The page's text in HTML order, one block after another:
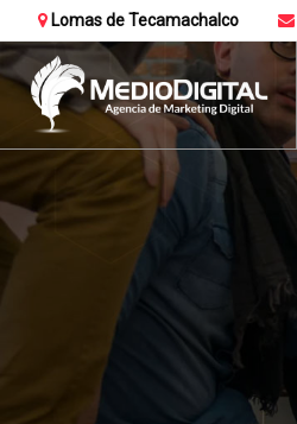
Lomas de Tecamachalco